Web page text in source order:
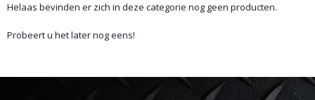
Helaas bevinden er zich in deze categorie nog geen producten.
Probeert u het later nog eens!